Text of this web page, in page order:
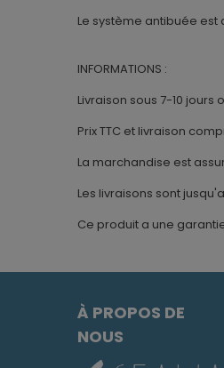
Le système antibuée
INFORMATIONS :
Livraison sous 7-10
Prix TTC et livraison
La marchandise est
Les livraisons sont
Ce produit a une
À PROPOS DE
NOUS